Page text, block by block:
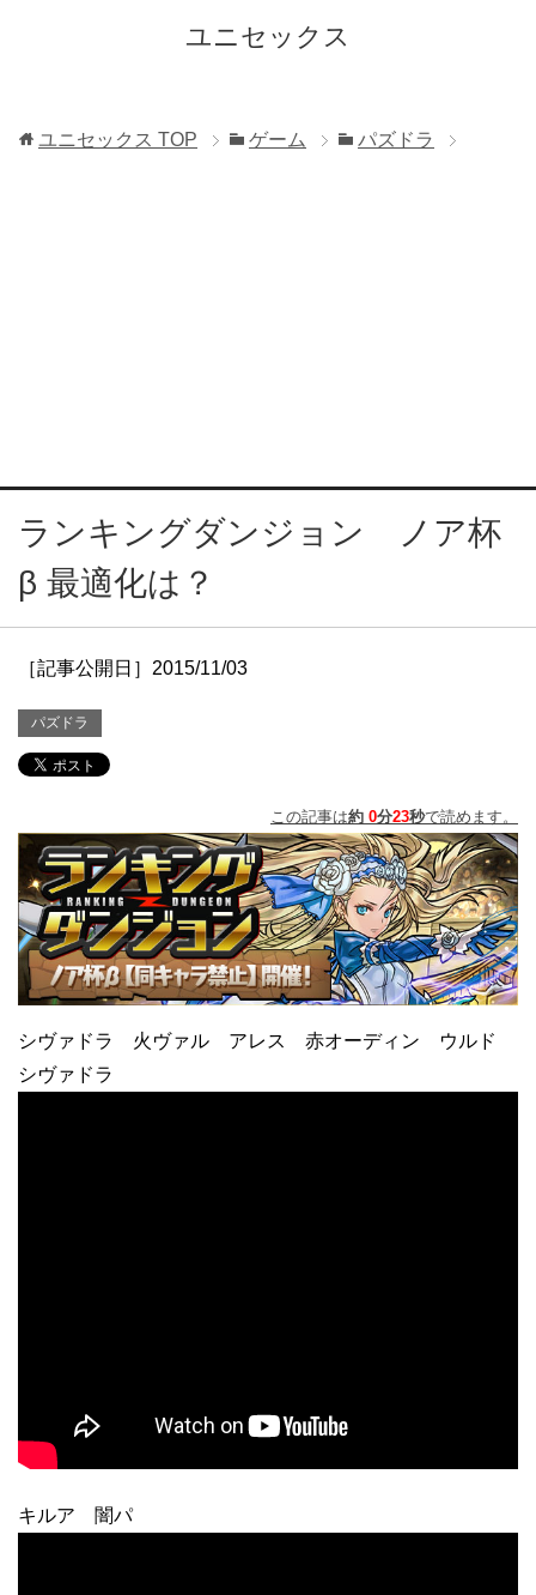
ユニセックス
ユニセックス TOP ゲーム パズドラ
ランキングダンジョン ノア杯
β 最適化は？
［記事公開日］2015/11/03
パズドラ
この記事は約 0分23秒で読めます。
シヴァドラ 火ヴァル アレス 赤オーディン ウルド
シヴァドラ
キルア 闇パ